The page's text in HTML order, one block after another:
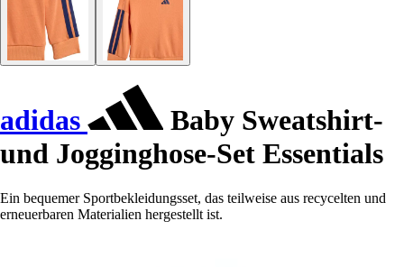
adidas
Baby Sweatshirt-
und Jogginghose-Set Essentials
Ein bequemer Sportbekleidungsset, das teilweise aus recycelten und
erneuerbaren Materialien hergestellt ist.